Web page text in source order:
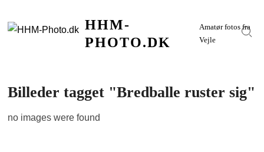
HHM-
PHOTO.DK
Amatør fotos fra
Vejle
Billeder tagget "Bredballe ruster sig"
no images were found